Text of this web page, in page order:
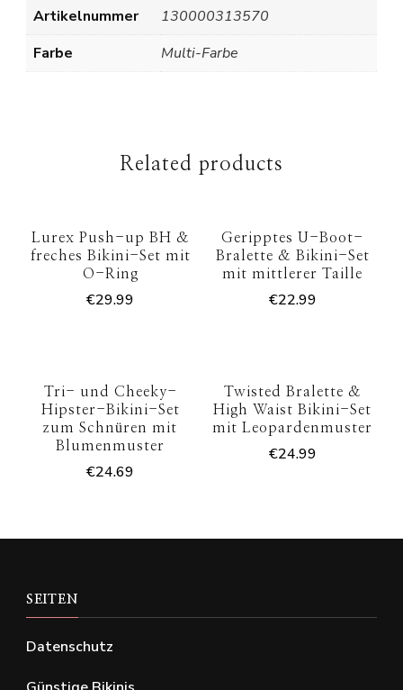
Artikelnummer
130000313570
Farbe
Multi-Farbe
Related products
Lurex Push-up BH &
freches Bikini-Set mit
O-Ring
€29.99
Geripptes U-Boot-
Bralette & Bikini-Set
mit mittlerer Taille
€22.99
Tri- und Cheeky-
Hipster-Bikini-Set
zum Schnüren mit
Blumenmuster
€24.69
Twisted Bralette &
High Waist Bikini-Set
mit Leopardenmuster
€24.99
SEITEN
Datenschutz